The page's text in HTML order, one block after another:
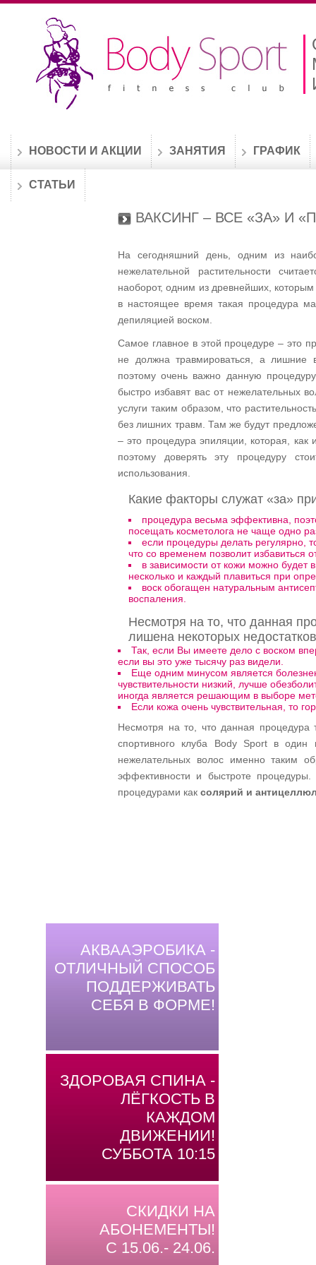
НОВОСТИ И АКЦИИ ЗАНЯТИЯ ГРАФИК
СТАТЬИ
ВАКСИНГ – ВСЕ «ЗА» И
На сегодняшний день, одним из
нежелательной растительности
наоборот, одним из древнейших,
в настоящее время такая процедура
депиляцией воском.
Самое главное в этой процедуре – это
не должна травмироваться, а лишние
поэтому очень важно данную
быстро избавят вас от нежелательных
услуги таким образом, что
без лишних травм. Там же будут
– это процедура эпиляции, которая, как
поэтому доверять эту процедуру
использования.
Какие факторы служат «за»
процедура весьма эффективна,
посещать косметолога не чаще одно
если процедуры делать регулярно,
что со временем позволит избавиться
в зависимости от кожи можно будет
несколько и каждый плавиться при
воск обогащен натуральным
воспаления.
Несмотря на то, что данная
лишена некоторых
Так, если Вы имеете дело с воском
если вы это уже тысячу раз видели.
Еще одним минусом является
чувствительности низкий, лучше
иногда является решающим в выборе
Если кожа очень чувствительная, то
Несмотря на то, что данная процедура
спортивного клуба Body Sport в один
нежелательных волос именно таким
эффективности и быстроте
процедурами как солярий и
АКВААЭРОБИКА -
ОТЛИЧНЫЙ СПОСОБ
ПОДДЕРЖИВАТЬ
СЕБЯ В ФОРМЕ!
ЗДОРОВАЯ СПИНА -
ЛЁГКОСТЬ В
КАЖДОМ
ДВИЖЕНИИ!
СУББОТА 10:15
СКИДКИ НА
АБОНЕМЕНТЫ!
С 15.06.- 24.06.